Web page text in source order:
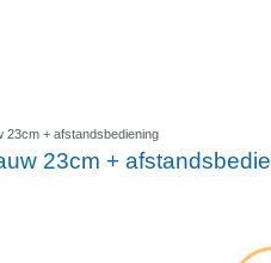
23cm + afstandsbediening
23cm +